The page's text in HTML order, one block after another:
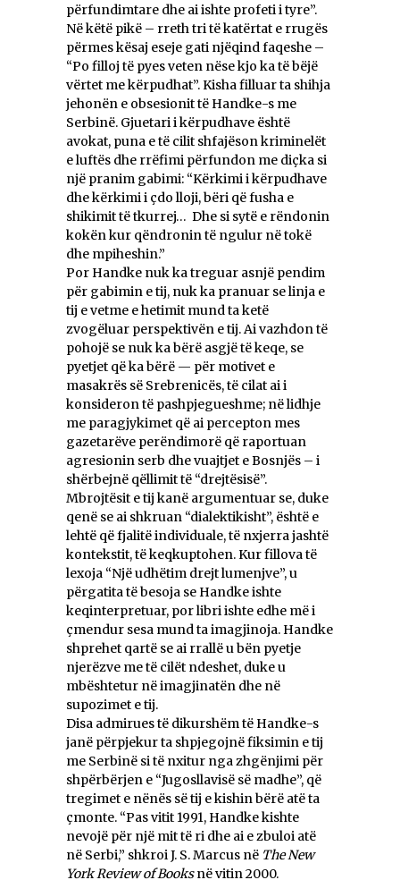
përfundimtare dhe ai ishte profeti i tyre”.
Në këtë pikë – rreth tri të katërtat e rrugës
përmes kësaj eseje gati njëqind faqeshe –
“Po filloj të pyes veten nëse kjo ka të bëjë
vërtet me kërpudhat”. Kisha filluar ta shihja
jehonën e obsesionit të Handke-s me
Serbinë. Gjuetari i kërpudhave është
avokat, puna e të cilit shfajëson kriminelët
e luftës dhe rrëfimi përfundon me diçka si
një pranim gabimi: “Kërkimi i kërpudhave
dhe kërkimi i çdo lloji, bëri që fusha e
shikimit të tkurrej… Dhe si sytë e rëndonin
kokën kur qëndronin të ngulur në tokë
dhe mpiheshin.”
Por Handke nuk ka treguar asnjë pendim
për gabimin e tij, nuk ka pranuar se linja e
tij e vetme e hetimit mund ta ketë
zvogëluar perspektivën e tij. Ai vazhdon të
pohojë se nuk ka bërë asgjë të keqe, se
pyetjet që ka bërë — për motivet e
masakrës së Srebrenicës, të cilat ai i
konsideron të pashpjegueshme; në lidhje
me paragjykimet që ai percepton mes
gazetarëve perëndimorë që raportuan
agresionin serb dhe vuajtjet e Bosnjës – i
shërbejnë qëllimit të “drejtësisë”.
Mbrojtësit e tij kanë argumentuar se, duke
qenë se ai shkruan “dialektikisht”, është e
lehtë që fjalitë individuale, të nxjerra jashtë
kontekstit, të keqkuptohen. Kur fillova të
lexoja “Një udhëtim drejt lumenjve”, u
përgatita të besoja se Handke ishte
keqinterpretuar, por libri ishte edhe më i
çmendur sesa mund ta imagjinoja. Handke
shprehet qartë se ai rrallë u bën pyetje
njerëzve me të cilët ndeshet, duke u
mbështetur në imagjinatën dhe në
supozimet e tij.
Disa admirues të dikurshëm të Handke-s
janë përpjekur ta shpjegojnë fiksimin e tij
me Serbinë si të nxitur nga zhgënjimi për
shpërbërjen e “Jugosllavisë së madhe”, që
tregimet e nënës së tij e kishin bërë atë ta
çmonte. “Pas vitit 1991, Handke kishte
nevojë për një mit të ri dhe ai e zbuloi atë
në Serbi,” shkroi J. S. Marcus në The New
York Review ofBooksnë vitin 2000.